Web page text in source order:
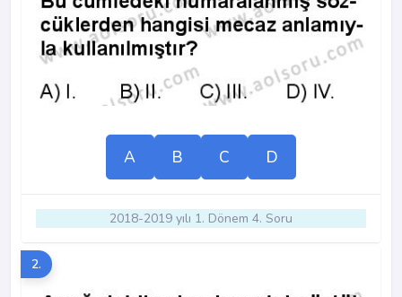
A B C D
2018-2019 yılı 1. Dönem 4. Soru
2.